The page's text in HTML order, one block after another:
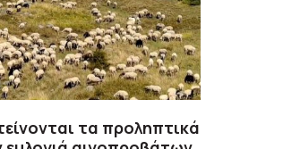
τα προληπτικά